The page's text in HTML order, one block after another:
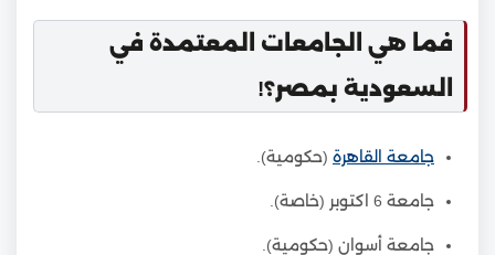
فما هي الجامعات المعتمدة في
السعودية بمصر؟!
جامعة القاهرة (حكومية).
جامعة 6 اكتوبر (خاصة).
جامعة أسوان (حكومية).